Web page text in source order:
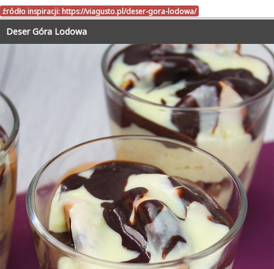
źródło inspiracji: https://viagusto.pl/deser-gora-lodowa/
Deser Góra Lodowa